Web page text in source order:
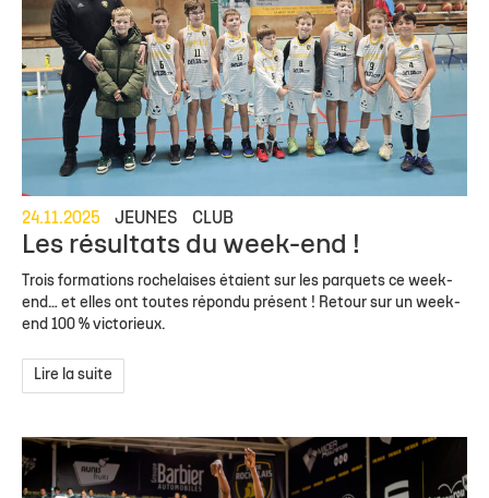
24.11.2025 JEUNES CLUB
Les résultats du week-end !
Trois formations rochelaises étaient sur les parquets ce week-
end… et elles ont toutes répondu présent ! Retour sur un week-
end 100 % victorieux.
Lire la suite